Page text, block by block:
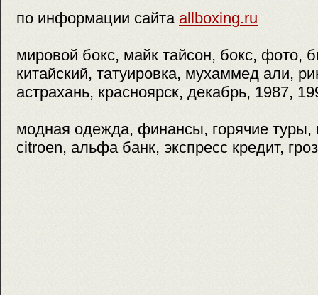
по информации сайта allboxing.ru
мировой бокс, майк тайсон, бокс, фото,
китайский, татуировка, мухаммед али,
астрахань, красноярск, декабрь, 1987,
модная одежда, финансы, горячие туры,
citroen, альфа банк, экспресс кредит,